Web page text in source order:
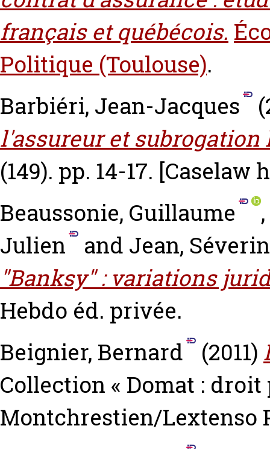
français et québécois.
Politique (Toulouse).
Barbiéri, Jean-Jacques
l'assureur et subrogation
(149). pp. 14-17. [Caselaw
Beaussonie, Guillaume
,
Julien
and Jean, Séverin
"Banksy" : variations
Hebdo éd. privée.
Beignier, Bernard
(2011)
Collection « Domat : droit
Montchrestien/Lextenso